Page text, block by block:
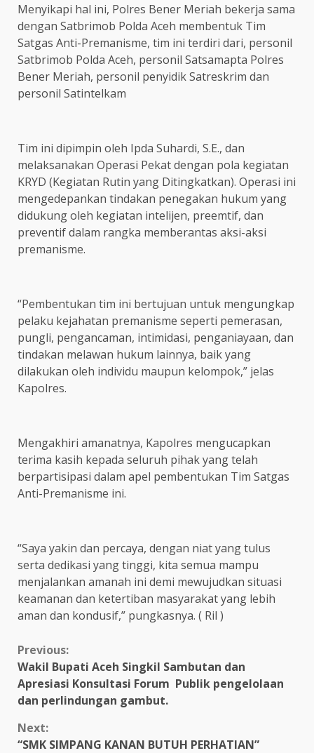
Menyikapi hal ini, Polres Bener Meriah bekerja sama
dengan Satbrimob Polda Aceh membentuk Tim
Satgas Anti-Premanisme, tim ini terdiri dari, personil
Satbrimob Polda Aceh, personil Satsamapta Polres
Bener Meriah, personil penyidik Satreskrim dan
personil Satintelkam
Tim ini dipimpin oleh Ipda Suhardi, S.E., dan
melaksanakan Operasi Pekat dengan pola kegiatan
KRYD (Kegiatan Rutin yang Ditingkatkan). Operasi ini
mengedepankan tindakan penegakan hukum yang
didukung oleh kegiatan intelijen, preemtif, dan
preventif dalam rangka memberantas aksi-aksi
premanisme.
“Pembentukan tim ini bertujuan untuk mengungkap
pelaku kejahatan premanisme seperti pemerasan,
pungli, pengancaman, intimidasi, penganiayaan, dan
tindakan melawan hukum lainnya, baik yang
dilakukan oleh individu maupun kelompok,” jelas
Kapolres.
Mengakhiri amanatnya, Kapolres mengucapkan
terima kasih kepada seluruh pihak yang telah
berpartisipasi dalam apel pembentukan Tim Satgas
Anti-Premanisme ini.
“Saya yakin dan percaya, dengan niat yang tulus
serta dedikasi yang tinggi, kita semua mampu
menjalankan amanah ini demi mewujudkan situasi
keamanan dan ketertiban masyarakat yang lebih
aman dan kondusif,” pungkasnya. ( Ril )
Continue
Reading
Previous:
Wakil Bupati Aceh Singkil Sambutan dan
Apresiasi Konsultasi Forum Publik pengelolaan
dan perlindungan gambut.
Next:
“SMK SIMPANG KANAN BUTUH PERHATIAN”